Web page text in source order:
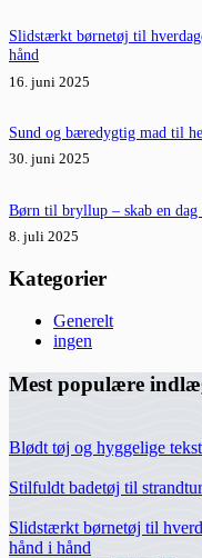
Slidstærkt børnetøj til
hånd
16. juni 2025
Sund og bæredygtig mad til
30. juni 2025
Børn til bryllup – skab en dag
8. juli 2025
Kategorier
Generelt
ingen
Mest populære
Blødt tøj og hyggelige
Stilfuldt badetøj til
Slidstærkt børnetøj til
hånd i hånd